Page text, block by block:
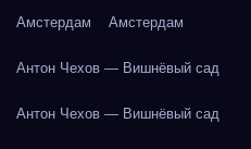
Амстердам Амстердам
Антон Чехов — Вишнёвый сад
Антон Чехов — Вишнёвый сад